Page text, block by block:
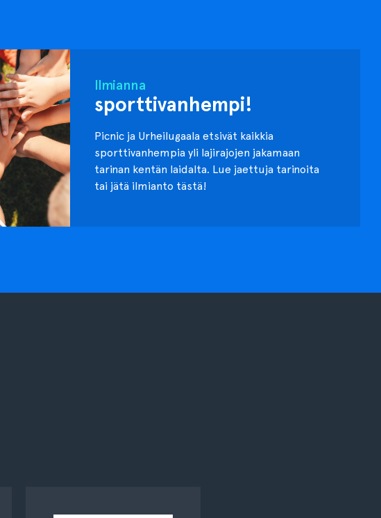
Ilmianna
sporttivanhempi!
Picnic ja Urheilugaala etsivät kaikkia
sporttivanhempia yli lajirajojen jakamaan
tarinan kentän laidalta. Lue jaettuja tarinoita
tai jätä ilmianto tästä!